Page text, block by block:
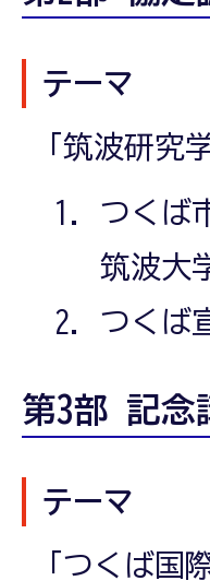
テーマ
「筑波研究
つくば
筑波大
つくば
第3部 記念
テーマ
「つくば国